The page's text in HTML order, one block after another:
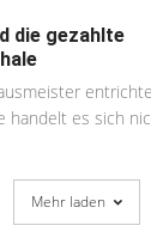
die gezahlte
handelt es sich
Mehr laden